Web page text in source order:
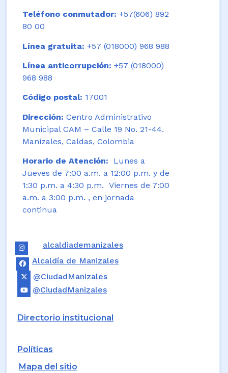
Teléfono conmutador: +57(606) 892
80 00
Línea gratuita: +57 (018000) 968 988
Línea anticorrupción: +57 (018000)
968 988
Código postal: 17001
Dirección: Centro Administrativo
Municipal CAM – Calle 19 No. 21-44.
Manizales, Caldas, Colombia
Horario de Atención: Lunes a
Jueves de 7:00 a.m. a 12:00 p.m. y de
1:30 p.m. a 4:30 p.m. Viernes de 7:00
a.m. a 3:00 p.m. , en jornada
continua
alcaldiademanizales
Alcaldía de Manizales
@CiudadManizales
@CiudadManizales
Directorio institucional
Políticas
Mapa del sitio